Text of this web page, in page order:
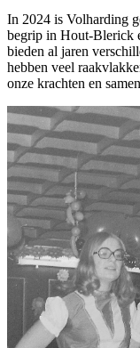
In 2024 is Volharding
begrip in Hout-Blerick
bieden al jaren
hebben veel
onze krachten en